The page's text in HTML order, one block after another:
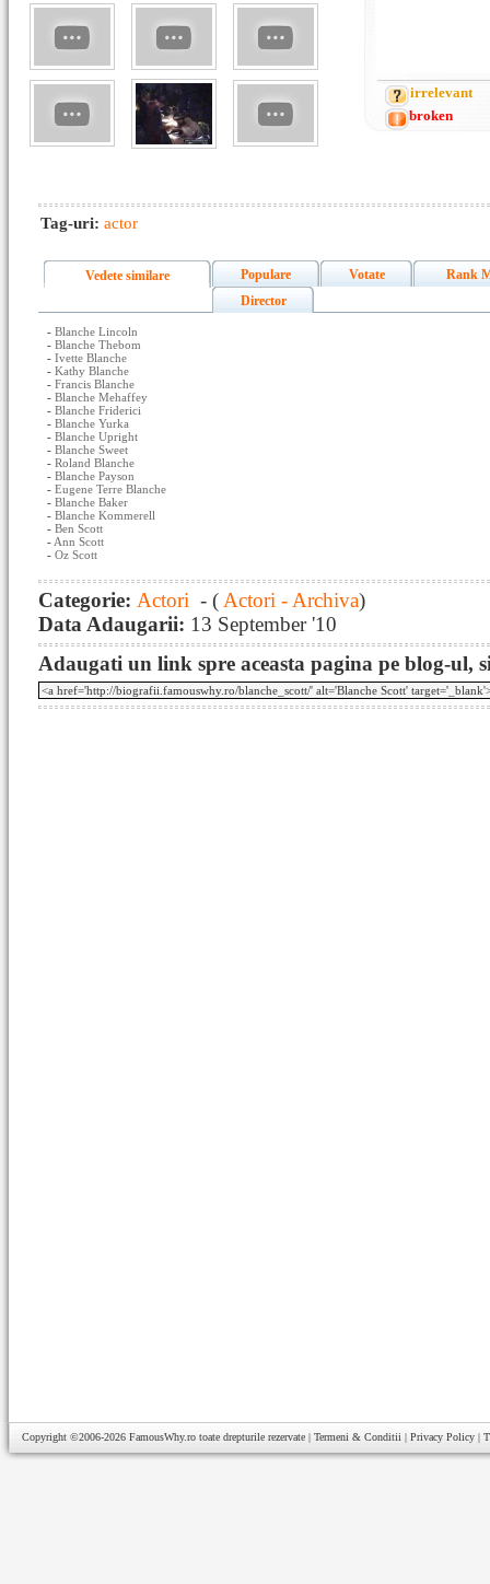
irrelevant
broken
Tag-uri: actor
Vedete similare Populare Votate
Rank
Director
- Blanche Lincoln
- Blanche Thebom
- Ivette Blanche
- Kathy Blanche
- Francis Blanche
- Blanche Mehaffey
- Blanche Friderici
- Blanche Yurka
- Blanche Upright
- Blanche Sweet
- Roland Blanche
- Blanche Payson
- Eugene Terre Blanche
- Blanche Baker
- Blanche Kommerell
- Ben Scott
- Ann Scott
- Oz Scott
Categorie: Actori - ( Actori - Archiva)
Data Adaugarii: 13 September '10
Adaugati un link spre aceasta pagina pe blog-ul,
Copyright ©2006-2026 FamousWhy.ro toate drepturile rezervate | Termeni & Conditii | Privacy Policy |